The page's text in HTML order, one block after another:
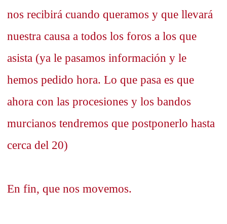
nos recibirá cuando queramos y que llevará
nuestra causa a todos los foros a los que
asista (ya le pasamos información y le
hemos pedido hora. Lo que pasa es que
ahora con las procesiones y los bandos
murcianos tendremos que postponerlo hasta
cerca del 20)
En fin, que nos movemos.